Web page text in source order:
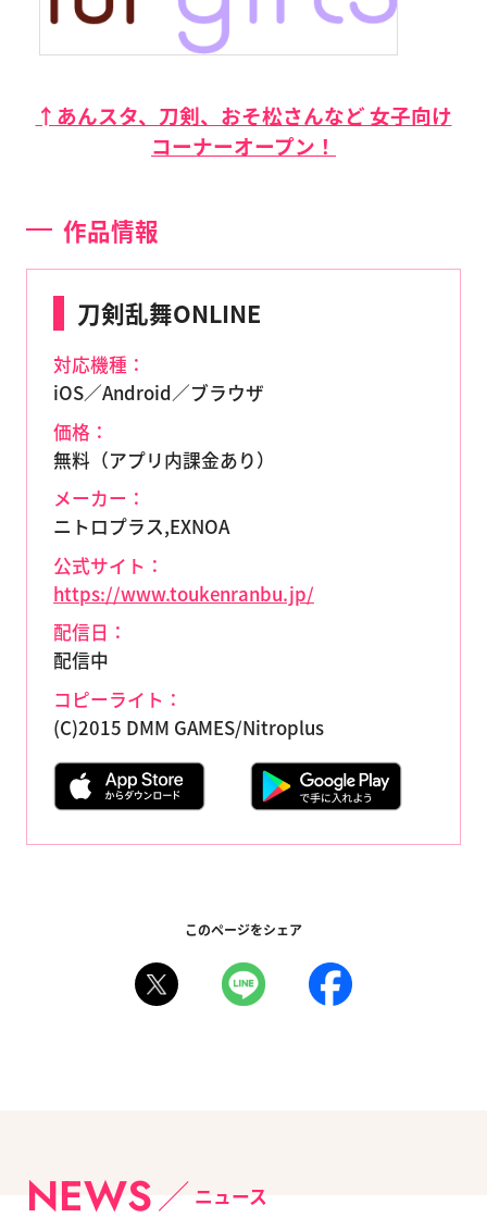
↑あんスタ、刀剣、おそ松さんなど 女子向け
コーナーオープン！
作品情報
刀剣乱舞ONLINE
対応機種：
iOS／Android／ブラウザ
価格：
無料（アプリ内課金あり）
メーカー：
ニトロプラス,EXNOA
公式サイト：
https://www.toukenranbu.jp/
配信日：
配信中
コピーライト：
(C)2015 DMM GAMES/Nitroplus
このページをシェア
NEWS ニュース